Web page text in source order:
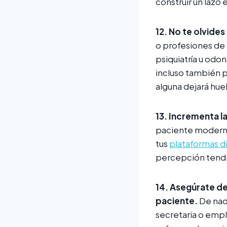
12. No te
o profesiones de
psiquiatría u
incluso también
alguna dejará
13. Incrementa
paciente
tus plataformas
percepción
14.Asegúrate
paciente. De
secretaria o